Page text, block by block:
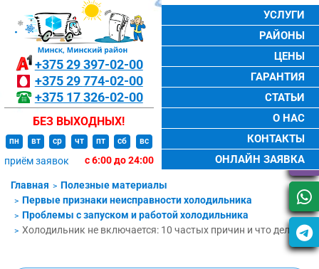
БЕЗ ВЫХОДНЫХ!
пн вт ср чт пт сб вс
приём заявок с 6:00 до 24:00
+375 29397-02-00
+375 29774-02-00
+375 17326-02-00
УСЛУГИ
РАЙОНЫ
ЦЕНЫ
ГАРАНТИЯ
СТАТЬИ
О НАС
КОНТАКТЫ
ОНЛАЙН ЗАЯВКА
Главная
Полезные материалы
Первые признаки неисправности холодильника
Проблемы с запуском и работой холодильника
Холодильник не включается: 10 частых причин и что делать